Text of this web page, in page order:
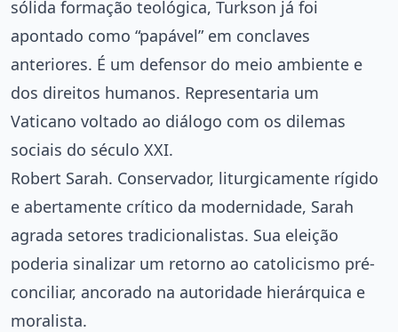
sólida formação teológica, Turkson já foi
apontado como “papável” em conclaves
anteriores. É um defensor do meio ambiente e
dos direitos humanos. Representaria um
Vaticano voltado ao diálogo com os dilemas
sociais do século XXI.
Robert Sarah. Conservador, liturgicamente rígido
e abertamente crítico da modernidade, Sarah
agrada setores tradicionalistas. Sua eleição
poderia sinalizar um retorno ao catolicismo pré-
conciliar, ancorado na autoridade hierárquica e
moralista.